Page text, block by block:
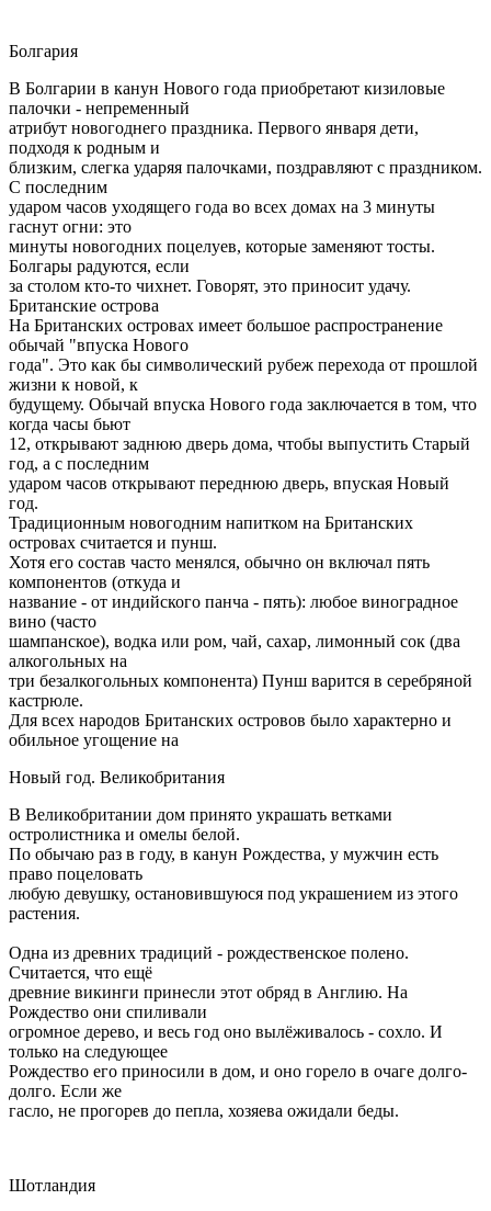
Болгария
В Болгарии в канун Нового года приобретают кизиловые
палочки - непременный
атрибут новогоднего праздника. Первого января дети,
подходя к родным и
близким, слегка ударяя палочками, поздравляют с праздником.
С последним
ударом часов уходящего года во всех домах на 3 минуты
гаснут огни: это
минуты новогодних поцелуев, которые заменяют тосты.
Болгары радуются, если
за столом кто-то чихнет. Говорят, это приносит удачу.
Британские острова
На Британских островах имеет большое распространение
обычай "впуска Нового
года". Это как бы символический рубеж перехода от прошлой
жизни к новой, к
будущему. Обычай впуска Нового года заключается в том, что
когда часы бьют
12, открывают заднюю дверь дома, чтобы выпустить Старый
год, а с последним
ударом часов открывают переднюю дверь, впуская Новый
год.
Традиционным новогодним напитком на Британских
островах считается и пунш.
Хотя его состав часто менялся, обычно он включал пять
компонентов (откуда и
название - от индийского панча - пять): любое виноградное
вино (часто
шампанское), водка или ром, чай, сахар, лимонный сок (два
алкогольных на
три безалкогольных компонента) Пунш варится в серебряной
кастрюле.
Для всех народов Британских островов было характерно и
обильное угощение на
Новый год. Великобритания
В Великобритании дом принято украшать ветками
остролистника и омелы белой.
По обычаю раз в году, в канун Рождества, у мужчин есть
право поцеловать
любую девушку, остановившуюся под украшением из этого
растения.
Одна из древних традиций - рождественское полено.
Считается, что ещё
древние викинги принесли этот обряд в Англию. На
Рождество они спиливали
огромное дерево, и весь год оно вылёживалось - сохло. И
только на следующее
Рождество его приносили в дом, и оно горело в очаге долго-
долго. Если же
гасло, не прогорев до пепла, хозяева ожидали беды.
Шотландия